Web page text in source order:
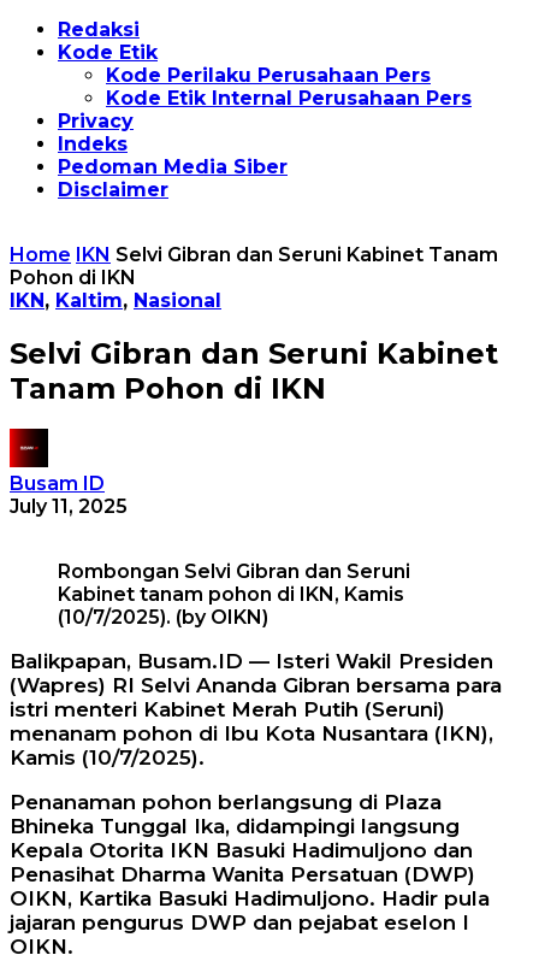
Redaksi
Kode Etik
Kode Perilaku Perusahaan Pers
Kode Etik Internal Perusahaan Pers
Privacy
Indeks
Pedoman Media Siber
Disclaimer
Home IKN Selvi Gibran dan Seruni Kabinet Tanam
Pohon di IKN
IKN, Kaltim, Nasional
Selvi Gibran dan Seruni Kabinet
Tanam Pohon di IKN
Busam ID
July 11, 2025
Rombongan Selvi Gibran dan Seruni
Kabinet tanam pohon di IKN, Kamis
(10/7/2025). (by OIKN)
Balikpapan, Busam.ID — Isteri Wakil Presiden
(Wapres) RI Selvi Ananda Gibran bersama para
istri menteri Kabinet Merah Putih (Seruni)
menanam pohon di Ibu Kota Nusantara (IKN),
Kamis (10/7/2025).
Penanaman pohon berlangsung di Plaza
Bhineka Tunggal Ika, didampingi langsung
Kepala Otorita IKN Basuki Hadimuljono dan
Penasihat Dharma Wanita Persatuan (DWP)
OIKN, Kartika Basuki Hadimuljono. Hadir pula
jajaran pengurus DWP dan pejabat eselon I
OIKN.